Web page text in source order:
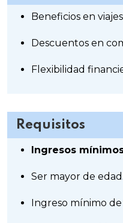
Beneficios en
Descuentos en
Flexibilidad
Requisitos
Ingresos
Ser mayor de edad.
Ingreso mínimo